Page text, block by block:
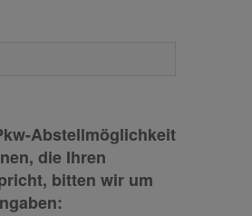
Abstellmöglichkeit
die Ihren
bitten wir um